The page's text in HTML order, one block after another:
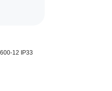
12 IP33